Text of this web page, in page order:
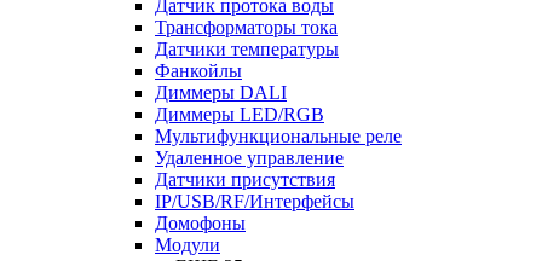
Датчик протока воды
Трансформаторы тока
Датчики температуры
Фанкойлы
Диммеры DALI
Диммеры LED/RGB
Мультифункциональные реле
Удаленное управление
Датчики присутствия
IP/USB/RF/Интерфейсы
Домофоны
Модули